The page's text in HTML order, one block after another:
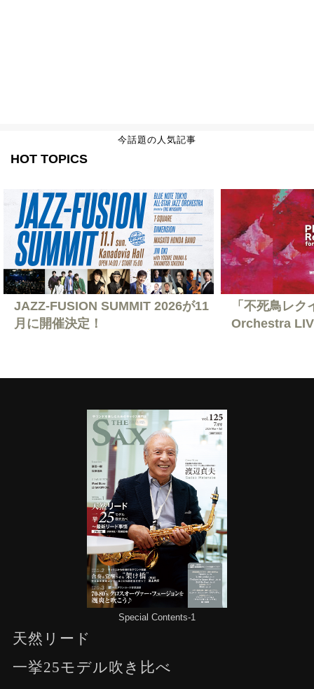
今話題の人気記事
HOT TOPICS
JAZZ-FUSION SUMMIT 2026が11
月に開催決定！
「不死鳥レ
Orchestra
Special Contents-1
天然リード
一挙25モデル吹き比べ